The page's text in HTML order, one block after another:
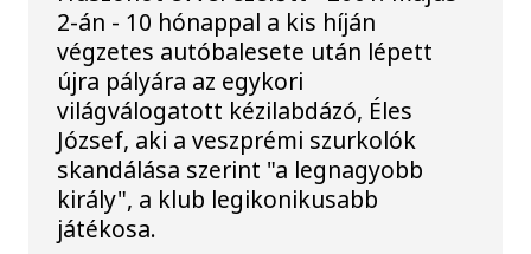
2-án - 10 hónappal a kis híján
végzetes autóbalesete után lépett
újra pályára az egykori
világválogatott kézilabdázó, Éles
József, aki a veszprémi szurkolók
skandálása szerint "a legnagyobb
király", a klub legikonikusabb
játékosa.